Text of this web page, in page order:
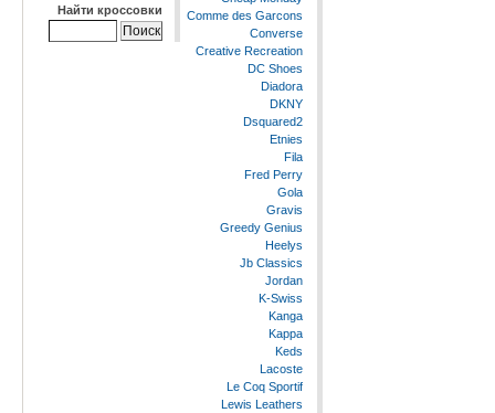
Найти кроссовки
Comme des Garcons
Converse
Creative Recreation
DC Shoes
Diadora
DKNY
Dsquared2
Etnies
Fila
Fred Perry
Gola
Gravis
Greedy Genius
Heelys
Jb Classics
Jordan
K-Swiss
Kanga
Kappa
Keds
Lacoste
Le Coq Sportif
Lewis Leathers